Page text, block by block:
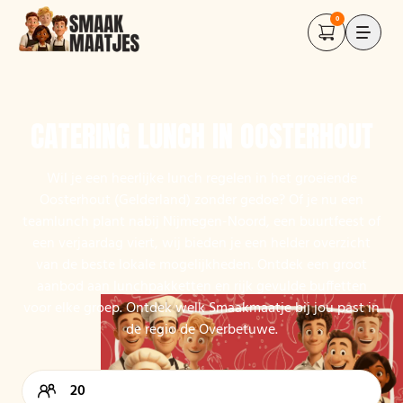
0
voor elke groep. Ontdek welk Smaakmaatje bij jou past in
de regio de Overbetuwe.